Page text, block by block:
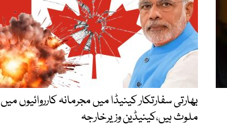
بھارتی سفارتکار کینیڈا میں مجرمانہ کارروائیوں میں
ملوث ہیں،کینیڈین وزیرخارجہ